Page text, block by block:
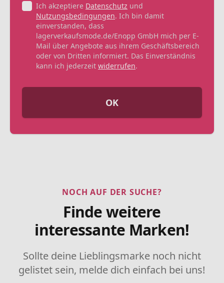
Ich akzeptiere Datenschutz und
Nutzungsbedingungen. Ich bin damit
einverstanden, dass
lagerverkaufsmode.de/Enopp GmbH mich per E-
Mail über Angebote aus ihrem Geschäftsbereich
oder von Dritten informiert. Das Einverständnis
kann ich jederzeit widerrufen.
OK
NOCH AUF DER SUCHE?
Finde weitere
interessante Marken!
Sollte deine Lieblingsmarke noch nicht
gelistet sein, melde dich einfach bei uns!